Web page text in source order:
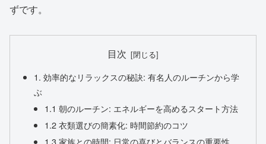
ずです。
目次
1. 効率的なリラックスの秘訣: 有名人のルーチンから学
ぶ
1.1 朝のルーチン: エネルギーを高めるスタート方法
1.2 衣類選びの簡素化: 時間節約のコツ
1.3 家族との時間: 日常の喜びとバランスの重要性